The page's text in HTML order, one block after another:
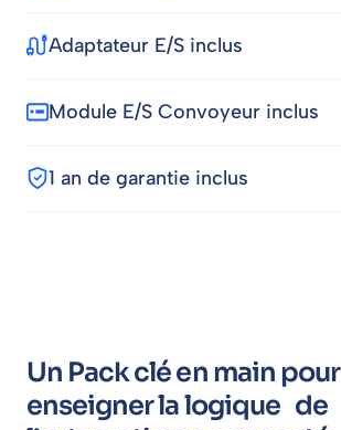
Adaptateur E/S inclus
Module E/S Convoyeur inclus
1 an de garantie inclus
Un Pack clé en main pour
enseigner la logique de